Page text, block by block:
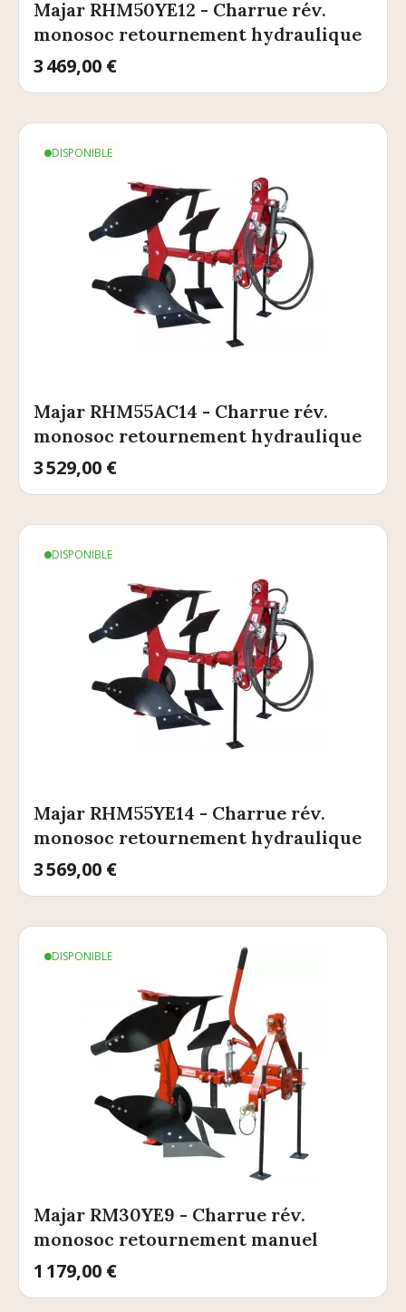
Majar RHM50YE12 - Charrue rév.
monosoc retournement hydraulique
Prix
3 469,00 €
DISPONIBLE
Majar RHM55AC14 - Charrue rév.
monosoc retournement hydraulique
Prix
3 529,00 €
DISPONIBLE
Majar RHM55YE14 - Charrue rév.
monosoc retournement hydraulique
Prix
3 569,00 €
DISPONIBLE
Majar RM30YE9 - Charrue rév.
monosoc retournement manuel
Prix
1 179,00 €